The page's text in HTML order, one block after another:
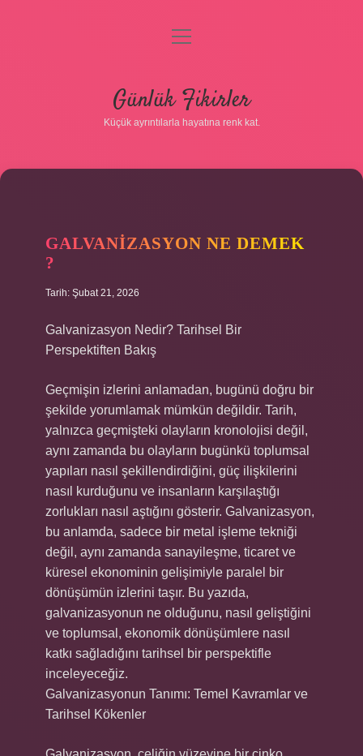
Gizlilik Politikası
Hakkımızda
menüyü
Günlük Fikirler
Küçük ayrıntılarla hayatına renk kat.
GALVANIZASYON NE DEMEK
?
Tarih: Şubat 21, 2026
Galvanizasyon Nedir? Tarihsel Bir
Perspektiften Bakış
Geçmişin izlerini anlamadan, bugünü doğru bir
şekilde yorumlamak mümkün değildir. Tarih,
yalnızca geçmişteki olayların kronolojisi değil,
aynı zamanda bu olayların bugünkü toplumsal
yapıları nasıl şekillendirdiğini, güç ilişkilerini
nasıl kurduğunu ve insanların karşılaştığı
zorlukları nasıl aştığını gösterir. Galvanizasyon,
bu anlamda, sadece bir metal işleme tekniği
değil, aynı zamanda sanayileşme, ticaret ve
küresel ekonominin gelişimiyle paralel bir
dönüşümün izlerini taşır. Bu yazıda,
galvanizasyonun ne olduğunu, nasıl geliştiğini
ve toplumsal, ekonomik dönüşümlere nasıl
katkı sağladığını tarihsel bir perspektifle
inceleyeceğiz.
Galvanizasyonun Tanımı: Temel Kavramlar ve
Tarihsel Kökenler